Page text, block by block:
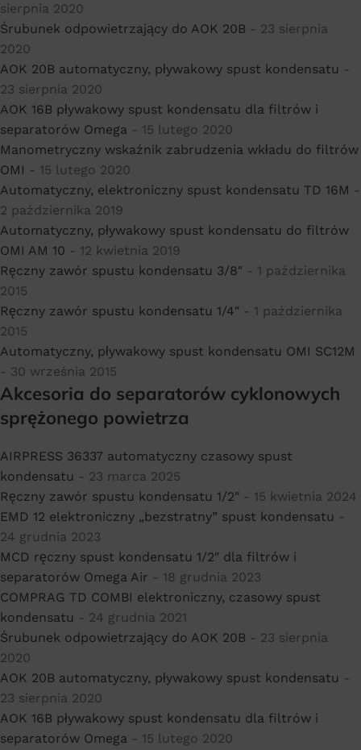
sierpnia 2020
Śrubunek odpowietrzający do AOK 20B - 23 sierpnia
2020
AOK 20B automatyczny, pływakowy spust kondensatu -
23 sierpnia 2020
AOK 16B pływakowy spust kondensatu dla filtrów i
separatorów Omega - 15 lutego 2020
Manometryczny wskaźnik zabrudzenia wkładu do filtrów
OMI - 15 lutego 2020
Automatyczny, elektroniczny spust kondensatu TD 16M -
2 października 2019
Automatyczny, pływakowy spust kondensatu do filtrów
OMI AM 10 - 12 kwietnia 2019
Ręczny zawór spustu kondensatu 3/8″ - 1 października
2015
Ręczny zawór spustu kondensatu 1/4″ - 1 października
2015
Automatyczny, pływakowy spust kondensatu OMI SC12M
- 30 września 2015
Akcesoria do separatorów cyklonowych
sprężonego powietrza
AIRPRESS 36337 automatyczny czasowy spust
kondensatu - 23 marca 2025
Ręczny zawór spustu kondensatu 1/2″ - 15 kwietnia 2024
EMD 12 elektroniczny „bezstratny” spust kondensatu -
24 grudnia 2023
MCD ręczny spust kondensatu 1/2″ dla filtrów i
separatorów Omega Air - 18 grudnia 2023
COMPRAG TD COMBI elektroniczny, czasowy spust
kondensatu - 24 grudnia 2021
Śrubunek odpowietrzający do AOK 20B - 23 sierpnia
2020
AOK 20B automatyczny, pływakowy spust kondensatu -
23 sierpnia 2020
AOK 16B pływakowy spust kondensatu dla filtrów i
separatorów Omega - 15 lutego 2020